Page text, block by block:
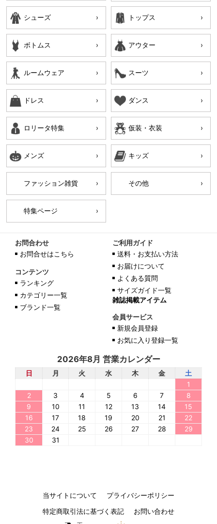
シューズ トップス
ボトムス アウター
ルームウェア スーツ
ドレス ダンス
ロリータ特集 仮装・衣装
メンズ キッズ
ファッション雑貨 その他
特集ページ
お問合わせ
お問合せはこちら
コンテンツ
ランキング
カテゴリー一覧
ブランド一覧
ご利用ガイド
送料・お支払い方法
お届けについて
よくある質問
サイズガイド一覧
雑誌掲載アイテム
会員サービス
新規会員登録
お気に入り登録一覧
2026年8月 営業カレンダー
日 月 火 水 木 金
土
1
2
3 4 5 6 7
8
9
10 11 12 13 14
15
16
17 18 19 20 21
22
23
24 25 26 27 28
29
30
31
当サイトについて
プライバシーポリシー
特定商取引法に基づく表記
お問い合わせ